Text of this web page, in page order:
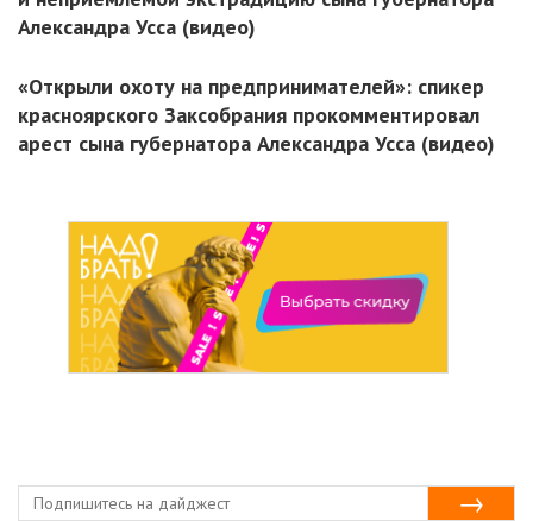
Александра Усса (видео)
«Открыли охоту на предпринимателей»: спикер
красноярского Заксобрания прокомментировал
арест сына губернатора Александра Усса (видео)